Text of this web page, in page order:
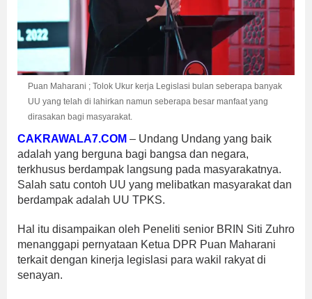
Puan Maharani ; Tolok Ukur kerja Legislasi bulan seberapa banyak
UU yang telah di lahirkan namun seberapa besar manfaat yang
dirasakan bagi masyarakat.
CAKRAWALA7.COM – Undang Undang yang baik
adalah yang berguna bagi bangsa dan negara,
terkhusus berdampak langsung pada masyarakatnya.
Salah satu contoh UU yang melibatkan masyarakat dan
berdampak adalah UU TPKS.
Hal itu disampaikan oleh Peneliti senior BRIN Siti Zuhro
menanggapi pernyataan Ketua DPR Puan Maharani
terkait dengan kinerja legislasi para wakil rakyat di
senayan.